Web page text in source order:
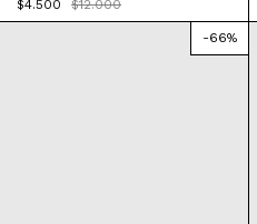
$4.500 $12.000
-66%